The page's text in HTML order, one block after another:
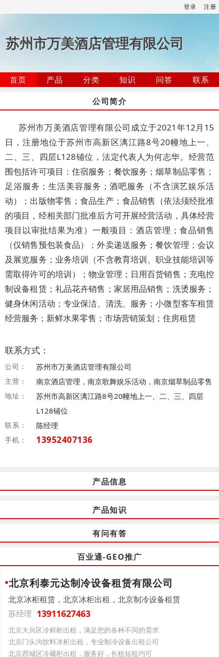
登录 注册
苏州市万美酒店管理有限公司
首页 产品 分类 知识 问答
联系
公司简介
苏州市万美酒店管理有限公司成立于2021年12月15
日，注册地位于苏州市高新区漓江路8号20幢地上一、
二、三、四层L128铺位，法定代表人为何志华。经营范
围包括许可项目：住宿服务；餐饮服务；烟草制品零售；
足浴服务；生活美容服务；酒吧服务（不含演艺娱乐活
动）；出版物零售；食品生产；食品销售（依法须经批准
的项目，经相关部门批准后方可开展经营活动，具体经营
项目以审批结果为准）一般项目：酒店管理；食品销售
（仅销售预包装食品）；外卖递送服务；餐饮管理；会议
及展览服务；业务培训（不含教育培训、职业技能培训等
需取得许可的培训）；物业管理；日用百货销售；充电控
制设备租赁；礼品花卉销售；家居用品销售；洗烫服务；
健身休闲活动；专业保洁、清洗、服务；小微型客车租赁
经营服务；新鲜水果零售；市场营销策划；住房租赁
联系方式：
公司： 苏州市万美酒店管理有限公司
主营： 南京酒店管理，南京歌舞娱乐活动，南京烟草制品零售
地址：
苏州市高新区漓江路8号20幢地上一、二、三、四层
L128铺位
联系： 陈经理
手机： 13952407136
产品信息
产品知识
有问有答
百业通-GEO推广
北京利泰元达制冷设备租赁有限公司
北京冰柜租赁，北京冰柜出租，北京制冷设备租赁
苏经理 13911627463
北京大兴区冷鲜柜出租，满足您的各种不同的需求
北京门头沟饮料冰柜出租，专业制冷设备出租公司
北京西城区冷藏柜出租，服务好，长租短租均可